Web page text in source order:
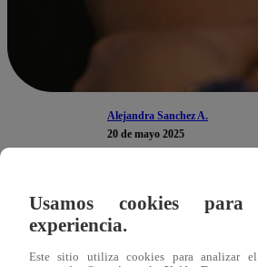
Alejandra Sanchez A.
20 de mayo 2025
En El Gran Chef Famosos, Extremo
continuación, te presentamos la
para participar. Recuerda que solo
Usamos cookies
experiencia.
Este sitio utiliza cookies para analizar